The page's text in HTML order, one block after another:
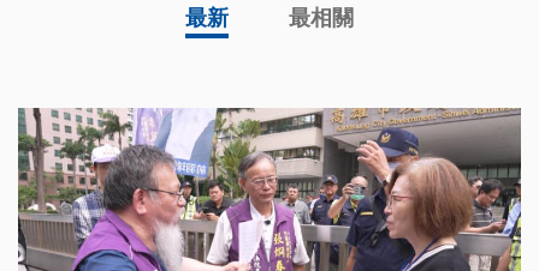
最新 最相關